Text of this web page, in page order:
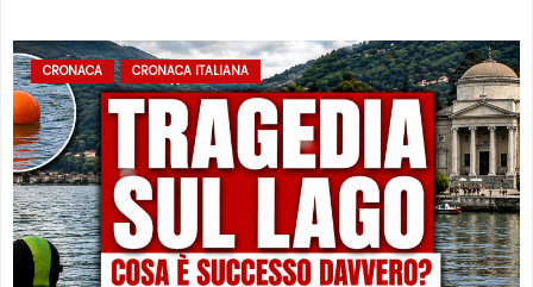
CRONACA CRONACA ITALIANA